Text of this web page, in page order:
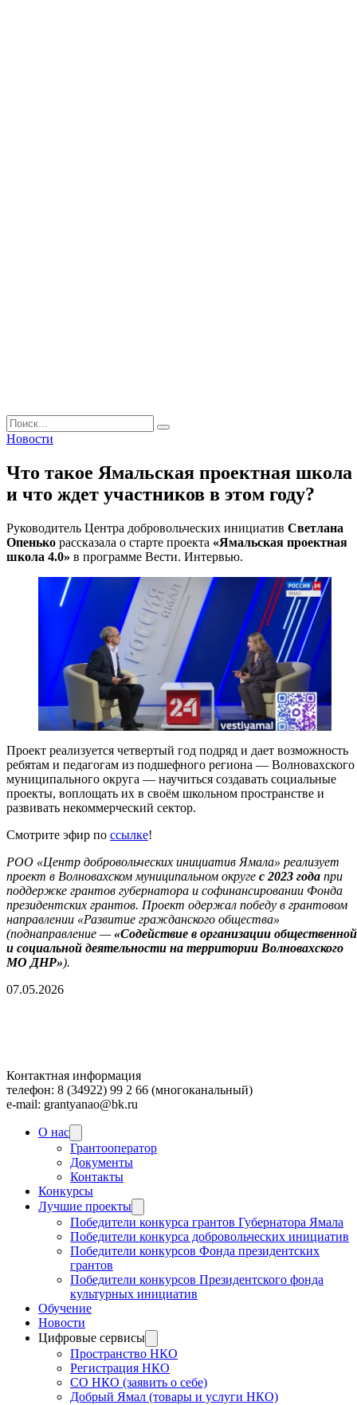
Поиск
Новости
Что такое Ямальская проектная школа
и что ждет участников в этом году?
Руководитель Центра добровольческих инициатив Светлана
Опенько рассказала о старте проекта «Ямальская проектная
школа 4.0» в программе Вести. Интервью.
Проект реализуется четвертый год подряд и дает возможность
ребятам и педагогам из подшефного региона — Волновахского
муниципального округа — научиться создавать социальные
проекты, воплощать их в своём школьном пространстве и
развивать некоммерческий сектор.
Смотрите эфир по ссылке!
РОО «Центр добровольческих инициатив Ямала» реализует
проект в Волновахском муниципальном округе с 2023 года при
поддержке грантов губернатора и софинансировании Фонда
президентских грантов. Проект одержал победу в грантовом
направлении «Развитие гражданского общества»
(поднаправление —«Содействие в организации общественной
и социальной деятельности на территории Волновахского
МО ДНР»).
07.05.2026
Контактная информация
телефон: 8 (34922) 99 2 66 (многоканальный)
e-mail: grantyanao@bk.ru
О нас
Грантооператор
Документы
Контакты
Конкурсы
Лучшие проекты
Победители конкурса грантов Губернатора Ямала
Победители конкурса добровольческих инициатив
Победители конкурсов Фонда президентских
грантов
Победители конкурсов Президентского фонда
культурных инициатив
Обучение
Новости
Цифровые сервисы
Пространство НКО
Регистрация НКО
СО НКО (заявить о себе)
Добрый Ямал (товары и услуги НКО)